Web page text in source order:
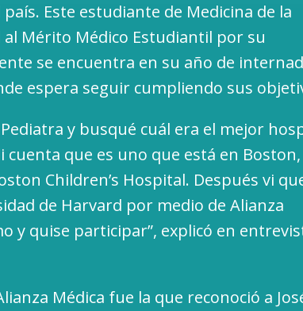
Este estudiante de Medicina de la
Mérito Médico Estudiantil por su
se encuentra en su año de
espera seguir cumpliendo sus
y busqué cuál era el mejor
que es uno que está en Boston,
Children’s Hospital. Después vi
de Harvard por medio de Alianza
y quise participar”, explicó en
Médica fue la que reconoció a